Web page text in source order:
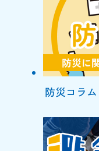
防災コラム